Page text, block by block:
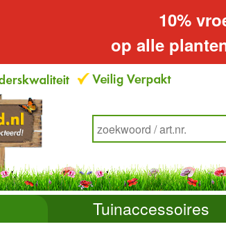
10%
op alle
Tuinaccessoires